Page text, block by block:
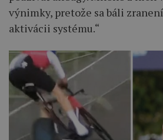
výnimky, pretože sa báli
aktivácii systému.“